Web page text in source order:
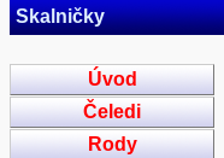
Skalničky
Úvod
Čeledi
Rody